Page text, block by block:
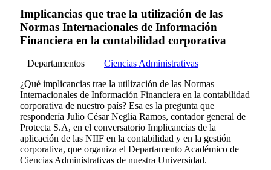
Implicancias que trae la utilización de las
Normas Internacionales de Información
Financiera en la contabilidad corporativa
Departamentos
Ciencias Administrativas
¿Qué implicancias trae la utilización de las Normas
Internacionales de Información Financiera en la contabilidad
corporativa de nuestro país? Esa es la pregunta que
respondería Julio César Neglia Ramos, contador general de
Protecta S.A, en el conversatorio Implicancias de la
aplicación de las NIIF en la contabilidad y en la gestión
corporativa, que organiza el Departamento Académico de
Ciencias Administrativas de nuestra Universidad.